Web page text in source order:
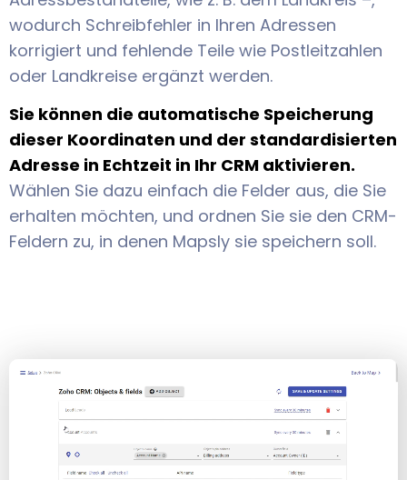
wodurch Schreibfehler in Ihren Adressen
korrigiert und fehlende Teile wie Postleitzahlen
oder Landkreise ergänzt werden.
Sie können die automatische Speicherung
dieser Koordinaten und der standardisierten
Adresse in Echtzeit in Ihr CRM aktivieren.
Wählen Sie dazu einfach die Felder aus, die Sie
erhalten möchten, und ordnen Sie sie den CRM-
Feldern zu, in denen Mapsly sie speichern soll.